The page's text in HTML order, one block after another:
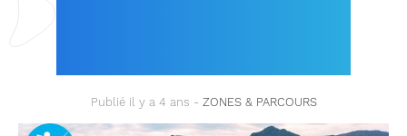
Publié il y a 4 ans - ZONES & PARCOURS